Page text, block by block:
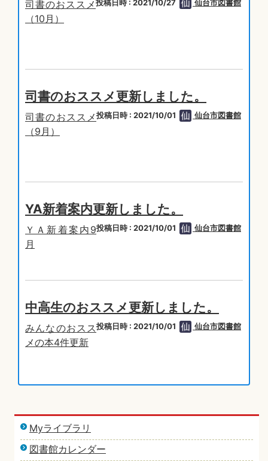
投稿日時 : 2021/10/27 仙台市図書館
司書のおススメ
（10月）
司書のおススメ更新しました。
投稿日時 : 2021/10/01 仙台市図書館
司書のおススメ
（9月）
YA新着案内更新しました。
投稿日時 : 2021/10/01 仙台市図書館
ＹＡ新着案内9
月
中高生のおススメ更新しました。
投稿日時 : 2021/10/01 仙台市図書館
みんなのおスス
メの本4件更新
Myライブラリ
図書館カレンダー